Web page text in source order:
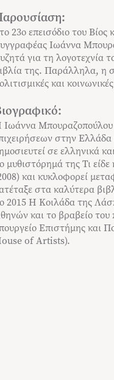
23ο επεισόδιο του
Ιωάννα
για τη λογοτεχνία
της. Παράλληλα, η
και
Μπουραζοπούλου
στην Ελλάδα
σε ελληνικά
μυθιστόρημά της Τι
και κυκλοφορεί
στα καλύτερα
2015 Η Κοιλάδα της
και το βραβείο
Επιστήμης και
of Artists).